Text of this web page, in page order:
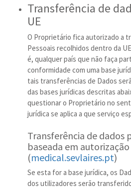
Transferência de
UE
O Proprietário fica autorizado a
Pessoais recolhidos dentro da
é, qualquer país que não faça
conformidade com uma base
tais transferências de Dados
das bases jurídicas descritas
questionar o Proprietário no
jurídica se aplica a que serviço
Transferência de dados
baseada em autorização
(medical.sevlaires.pt)
Se esta for a base jurídica, os
dos utilizadores serão